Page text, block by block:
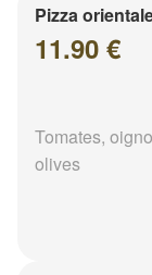
Pizza
11.90 €
Tomates,
olives